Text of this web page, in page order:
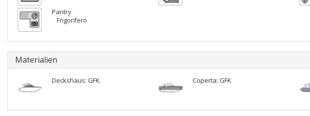
Pantry
Frigorifero
Materialien
Deckshaus: GFK Coperta: GFK